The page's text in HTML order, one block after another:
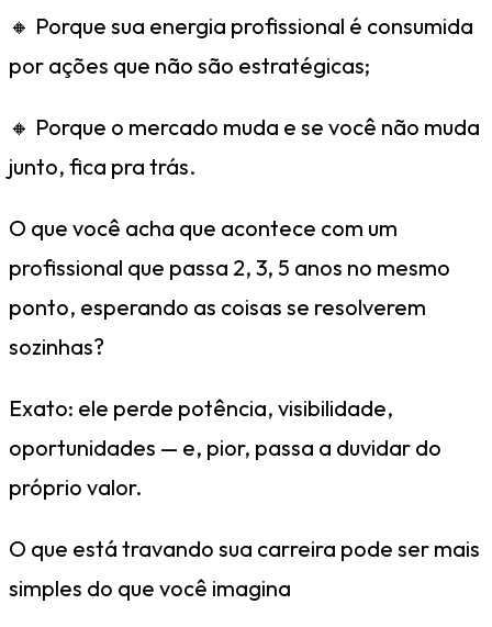
🔸 Porque sua energia profissional é consumida
por ações que não são estratégicas;
🔸 Porque o mercado muda e se você não muda
junto, fica pra trás.
O que você acha que acontece com um
profissional que passa 2, 3, 5 anos no mesmo
ponto, esperando as coisas se resolverem
sozinhas?
Exato: ele perde potência, visibilidade,
oportunidades — e, pior, passa a duvidar do
próprio valor.
O que está travando sua carreira pode ser mais
simples do que você imagina